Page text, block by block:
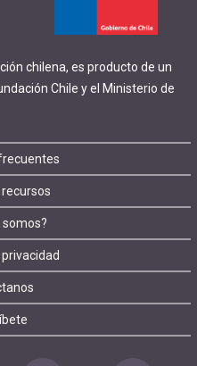
chilena, es producto de un
Chile y el Ministerio de
somos?